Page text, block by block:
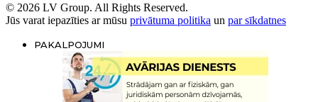
© 2026 LV Group. All Rights Reserved.
Jūs varat iepazīties ar mūsu privātuma politika un par sīkdatnes
PAKALPOJUMI